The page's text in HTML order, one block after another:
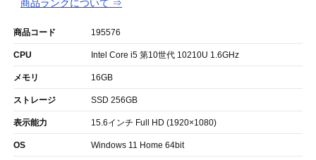
商品ランクについて ⇒
商品コード 195576
CPU Intel Core i5 第10世代 10210U 1.6GHz
メモリ 16GB
ストレージ SSD 256GB
表示能力 15.6インチ Full HD (1920×1080)
OS Windows 11 Home 64bit